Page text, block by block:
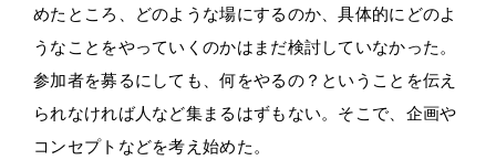
めたところ、どのような場にするのか、具体的にどのよ
うなことをやっていくのかはまだ検討していなかった。
参加者を募るにしても、何をやるの？ということを伝え
られなければ人など集まるはずもない。そこで、企画や
コンセプトなどを考え始めた。